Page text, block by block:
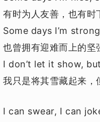
有时为人友善，也有时
Some days I’m
也曾拥有迎难而上的坚
I don’t let it show,
我只是将其雪藏起来
I can swear, I can